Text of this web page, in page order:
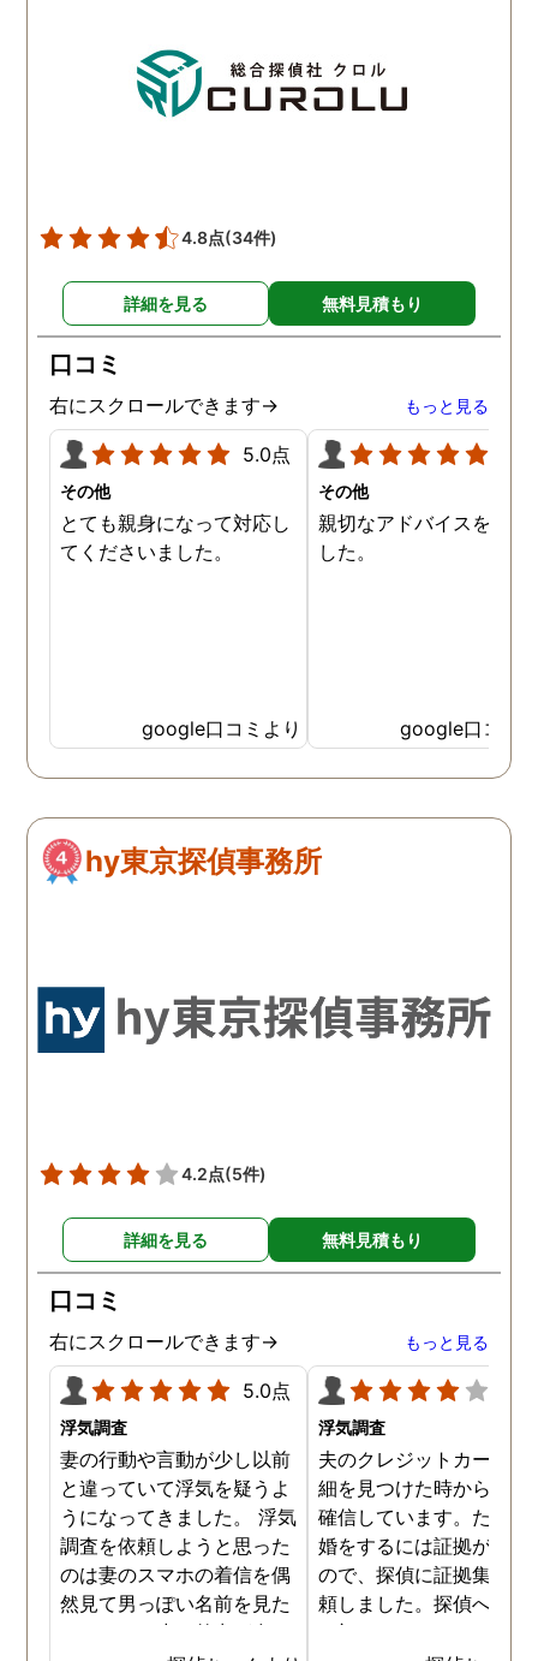
夫を黙らせるには最も有
的な方法だと信じていま
4.8点(34件)
詳細を見る 無料見積もり
口コミ
右にスクロールできます→ もっと見る
5.0点
その他
とても親身になって対応し
てくださいました。
google口コミより
その他
親切なアドバイスを頂き
した。
google口コミ
hy東京探偵事務所
4.2点(5件)
詳細を見る 無料見積もり
口コミ
右にスクロールできます→ もっと見る
5.0点
浮気調査
妻の行動や言動が少し以前
と違っていて浮気を疑うよ
うになってきました。 浮気
調査を依頼しようと思った
のは妻のスマホの着信を偶
然見て男っぽい名前を見た
からです。少し外出が多く
浮気調査
夫のクレジットカードの
細を見つけた時から不倫
確信しています。ただ、
婚をするには証拠が乏し
ので、探偵に証拠集めを
頼しました。探偵への依
は初めてではないので無